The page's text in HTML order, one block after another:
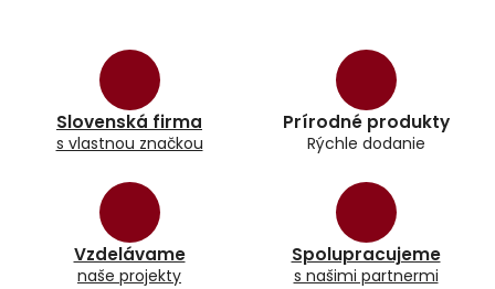
Slovenská firma
s vlastnou značkou
Prírodné produkty
Rýchle dodanie
Vzdelávame
naše projekty
Spolupracujeme
s našimi partnermi